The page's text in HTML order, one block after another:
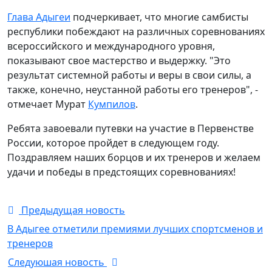
Глава Адыгеи подчеркивает, что многие самбисты
республики побеждают на различных соревнованиях
всероссийского и международного уровня,
показывают свое мастерство и выдержку. "Это
результат системной работы и веры в свои силы, а
также, конечно, неустанной работы его тренеров", -
отмечает Мурат Кумпилов.
Ребята завоевали путевки на участие в Первенстве
России, которое пройдет в следующем году.
Поздравляем наших борцов и их тренеров и желаем
удачи и победы в предстоящих соревнованиях!
Предыдущая новость
В Адыгее отметили премиями лучших спортсменов и
тренеров
Следуюшая новость